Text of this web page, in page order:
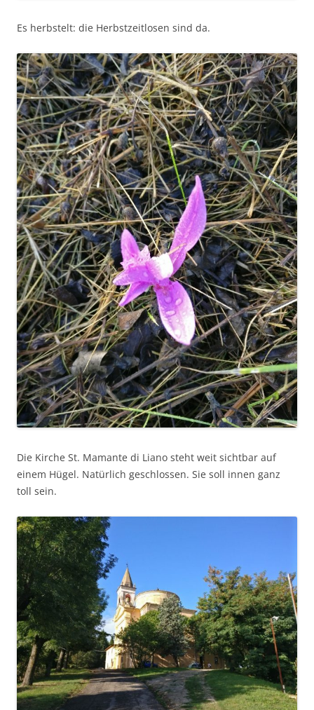
Es herbstelt: die Herbstzeitlosen sind da.
Die Kirche St. Mamante di Liano steht weit sichtbar auf
einem Hügel. Natürlich geschlossen. Sie soll innen ganz
toll sein.